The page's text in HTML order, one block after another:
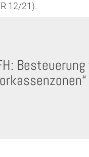
12/21).